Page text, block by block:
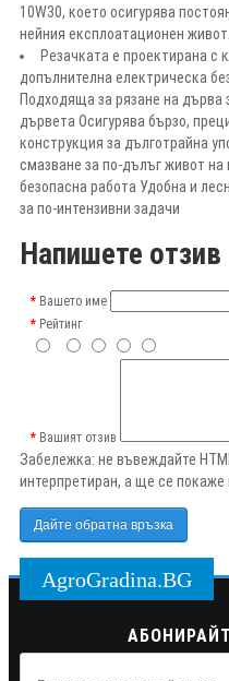
10W30, което осигурява
нейния експлоатационен живот.
Резачката е проектирана с
допълнителна електрическа
Подходяща за рязане на дърва
дървета Осигурява бързо,
конструкция за дълготрайна
смазване за по-дълъг живот на
безопасна работа Удобна и
за по-интензивни задачи
Напишете отзив
Вашето име
Рейтинг
Вашият отзив
Забележка: не въвеждайте
интерпретиран, а ще се покаже
Дайте обратна връзка
AgroGradina.BG